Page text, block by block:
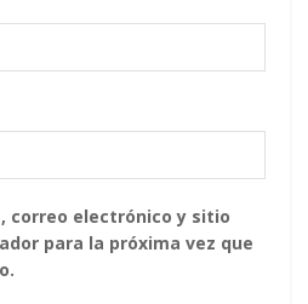
correo electrónico y sitio
para la próxima vez que